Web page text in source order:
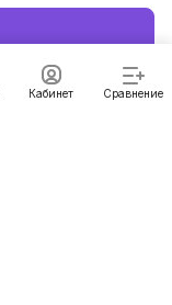
Кабинет Сравнение